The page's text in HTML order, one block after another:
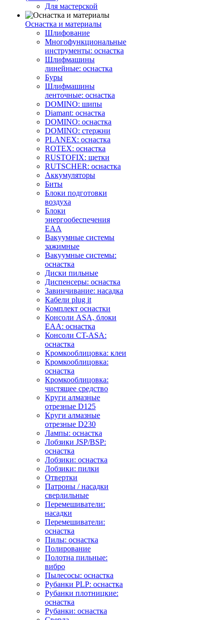
Для мастерской
Оснастка и материалы
Шлифование
Многофункциональные
инструменты: оснастка
Шлифмашины
линейные: оснастка
Буры
Шлифмашины
ленточные: оснастка
DOMINO: шипы
Diamant: оснастка
DOMINO: оснастка
DOMINO: стержни
PLANEX: оснастка
ROTEX: оснастка
RUSTOFIX: щетки
RUTSCHER: оснастка
Аккумуляторы
Биты
Блоки подготовки
воздуха
Блоки
энергообеспечения
EAA
Вакуумные системы
зажимные
Вакуумные системы:
оснастка
Диски пильные
Диспенсеры: оснастка
Завинчивание: насадка
Кабели plug it
Комплект оснастки
Консоли ASA, блоки
EAA: оснастка
Консоли CT-ASA:
оснастка
Кромкооблицовка: клеи
Кромкооблицовка:
оснастка
Кромкооблицовка:
чистящее средство
Круги алмазные
отрезные D125
Круги алмазные
отрезные D230
Лампы: оснастка
Лобзики JSP/BSP:
оснастка
Лобзики: оснастка
Лобзики: пилки
Отвертки
Патроны / насадки
сверлильные
Перемешиватели:
насадки
Перемешиватели:
оснастка
Пилы: оснастка
Полирование
Полотна пильные:
вибро
Пылесосы: оснастка
Рубанки PLP: оснастка
Рубанки плотницкие:
оснастка
Рубанки: оснастка